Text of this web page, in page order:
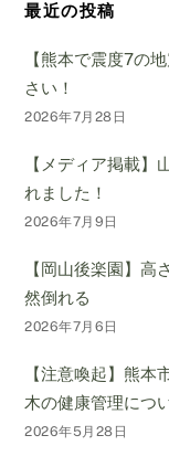
最近の投稿
【熊本で震度7の
さい！
2026年7月28日
【メディア掲載】
れました！
2026年7月9日
【岡山後楽園】高
然倒れる
2026年7月6日
【注意喚起】熊
木の健康管理につ
2026年5月28日